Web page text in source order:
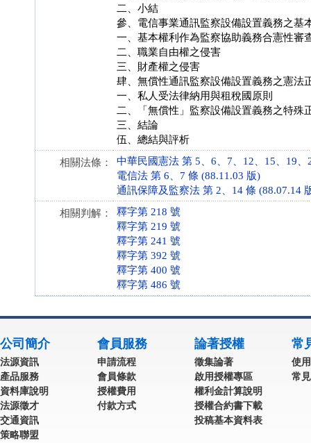
二、小結
參、電信事業通訊監察設備設置義務之基
一、基本權利作為監察協助義務合憲性審
二、職業自由權之侵害
三、財產權之侵害
肆、無償性通訊監察設備設置義務之憲法
一、私人受法律納用與租稅國原則
二、「無償性」監察設備設置義務之特殊
三、結論
伍、總結與評析
相關法條：
中華民國憲法 第 5、6、7、12、15、19
電信法 第 6、7 條 (88.11.03 版)
通訊保障及監察法 第 2、14 條 (88.07.14
相關判解：
釋字第 218 號
釋字第 219 號
釋字第 241 號
釋字第 392 號
釋字第 400 號
釋字第 486 號
公司簡介
法源資訊
產品服務
資料庫說明
法源徵才
交通資訊
策略聯盟
會員服務
申請流程
會員條款
授權費用
付款方式
論著授權
徵集論著
啟用授權專區
權利金計算說明
授權合約書下載
投稿基本資料表
常
使
常